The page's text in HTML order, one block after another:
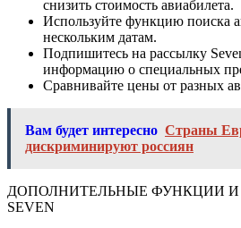
снизить стоимость авиабилета.
Используйте функцию поиска
нескольким датам.
Подпишитесь на рассылку
информацию о специальных
Сравнивайте цены от разных
Вам будет интересно Страны
дискриминируют россиян
ДОПОЛНИТЕЛЬНЫЕ ФУНКЦИИ
SEVEN